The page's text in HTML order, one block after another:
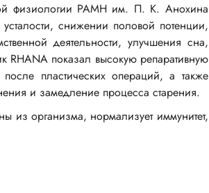
физиологии РАМН им. П. К. Анохина
снижении половой потенции,
деятельности, улучшения сна,
RHANA показал высокую репаративную
пластических операций, а также
и замедление процесса старения.
из организма, нормализует иммунитет,